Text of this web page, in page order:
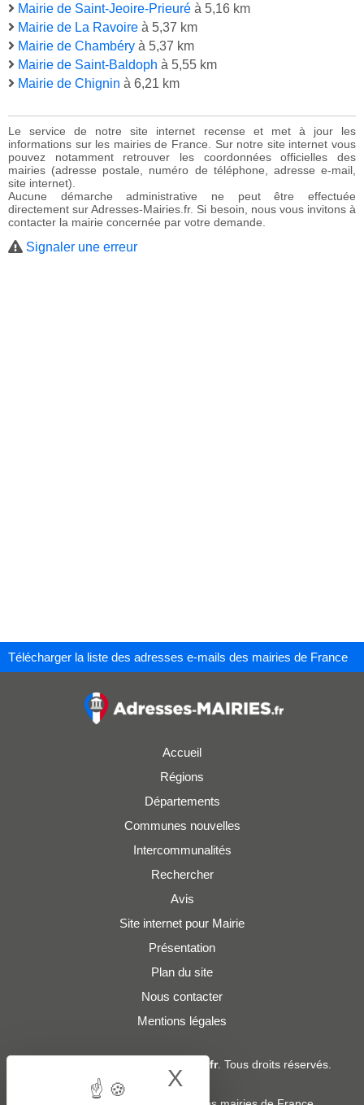
Mairie de Saint-Jeoire-Prieuré à 5,16 km
Mairie de La Ravoire à 5,37 km
Mairie de Chambéry à 5,37 km
Mairie de Saint-Baldoph à 5,55 km
Mairie de Chignin à 6,21 km
Le service de notre site internet recense et met à jour les
informations sur les mairies de France. Sur notre site internet vous
pouvez notamment retrouver les coordonnées officielles des
mairies (adresse postale, numéro de téléphone, adresse e-mail,
site internet).
Aucune démarche administrative ne peut être effectuée
directement sur Adresses-Mairies.fr. Si besoin, nous vous invitons à
contacter la mairie concernée par votre demande.
Signaler une erreur
Télécharger la liste des adresses e-mails des mairies de France
Accueil
Régions
Départements
Communes nouvelles
Intercommunalités
Rechercher
Avis
Site internet pour Mairie
Présentation
Plan du site
Nous contacter
Mentions légales
Adresses-Mairies.fr. Tous droits réservés.
Services :
X